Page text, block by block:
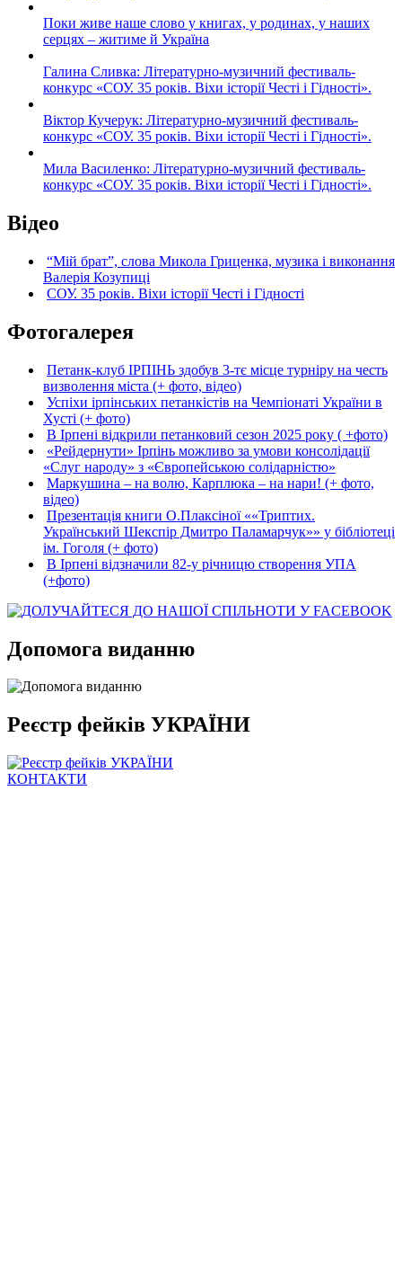
Поки живе наше слово у книгах, у родинах, у наших
серцях – житиме й Україна
Галина Сливка: Літературно-музичний фестиваль-
конкурс «СОУ. 35 років. Віхи історії Честі і Гідності».
Віктор Кучерук: Літературно-музичний фестиваль-
конкурс «СОУ. 35 років. Віхи історії Честі і Гідності».
Мила Василенко: Літературно-музичний фестиваль-
конкурс «СОУ. 35 років. Віхи історії Честі і Гідності».
Відео
“Мій брат”, слова Микола Гриценка, музика і виконання
Валерія Козупиці
СОУ. 35 років. Віхи історії Честі і Гідності
Фотогалерея
Петанк-клуб ІРПІНЬ здобув 3-тє місце турніру на честь
визволення міста (+ фото, відео)
Успіхи ірпінських петанкістів на Чемпіонаті України в
Хусті (+ фото)
В Ірпені відкрили петанковий сезон 2025 року ( +фото)
«Рейдернути» Ірпінь можливо за умови консолідації
«Слуг народу» з «Європейською солідарністю»
Маркушина – на волю, Карплюка – на нари! (+ фото,
відео)
Презентація книги О.Плаксіної ««Триптих.
Український Шекспір Дмитро Паламарчук»» у бібліотеці
ім. Гоголя (+ фото)
В Ірпені відзначили 82-у річницю створення УПА
(+фото)
Допомога виданню
Реєстр фейків УКРАЇНИ
КОНТАКТИ